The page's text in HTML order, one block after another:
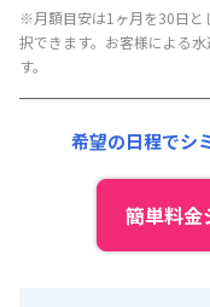
光熱費他 : 24,000円/月
清掃料他 :
その他費用 :
※月額目安は1ヶ月を30日と
択できます。お客様による
す。
希望の日程でシ
簡単料金